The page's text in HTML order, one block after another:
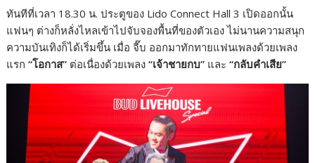
ทันทีที่เวลา 18.30 น. ประตูของ Lido Connect Hall 3 เปิดออกนั้น
แฟนๆ ต่างก็หลั่งไหลเข้าไปจับจองพื้นที่ของตัวเอง ไม่นานความสนุก
ความบันเทิงก็ได้เริ่มขึ้น เมื่อ จี๊บ ออกมาทักทายแฟนเพลงด้วยเพลง
แรก“โอกาส” ต่อเนื่องด้วยเพลง“เจ้าชายกบ” และ“กลับคำเสีย”